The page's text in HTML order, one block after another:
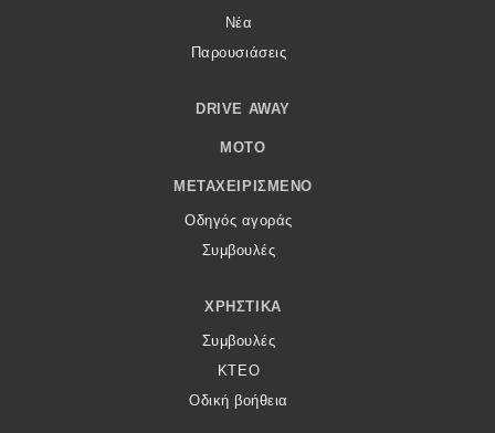
Νέα
Παρουσιάσεις
DRIVE AWAY
MOTO
ΜΕΤΑΧΕΙΡΙΣΜΈΝΟ
Οδηγός αγοράς
Συμβουλές
ΧΡΗΣΤΙΚΆ
Συμβουλές
ΚΤΕΟ
Οδική βοήθεια